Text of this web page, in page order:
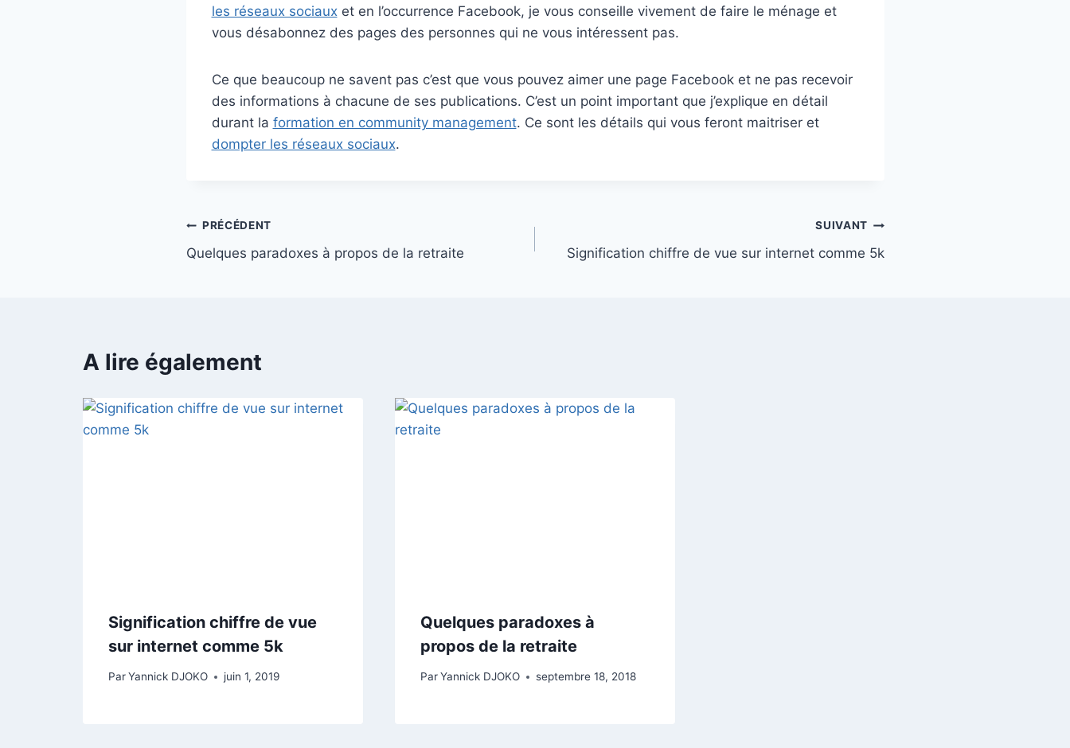
les réseaux sociaux et en l’occurrence Facebook, je vous conseille vivement de faire le ménage et
vous désabonnez des pages des personnes qui ne vous intéressent pas.
Ce que beaucoup ne savent pas c’est que vous pouvez aimer une page Facebook et ne pas recevoir
des informations à chacune de ses publications. C’est un point important que j’explique en détail
durant la formation en community management. Ce sont les détails qui vous feront maitriser et
dompter les réseaux sociaux.
PRÉCÉDENT
Quelques paradoxes à propos de la retraite
SUIVANT
Signification chiffre de vue sur internet comme 5k
A lire également
Signification chiffre de vue
sur internet comme 5k
Par Yannick DJOKO juin 1, 2019
Quelques paradoxes à
propos de la retraite
ParYannick DJOKO septembre 18, 2018